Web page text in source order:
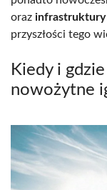
oraz
przyszłości tego
Kiedy i
nowożytne